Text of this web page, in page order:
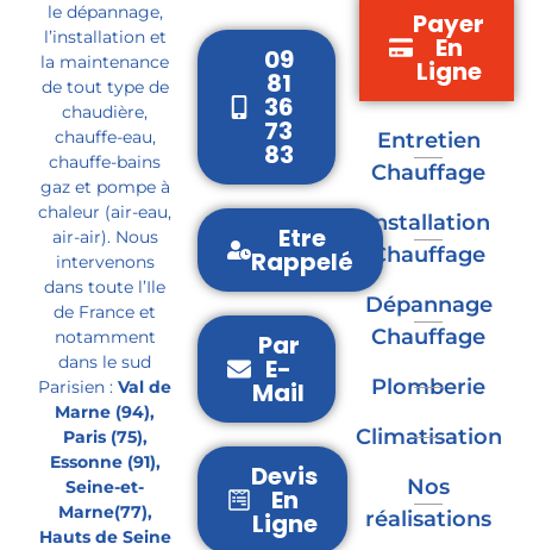
le dépannage,
l’installation et
la maintenance
de tout type de
chaudière,
chauffe-eau,
chauffe-bains
gaz et pompe à
chaleur (air-eau,
air-air). Nous
intervenons
dans toute l’Ile
de France et
notamment
dans le sud
Parisien : Val de
Marne (94),
Paris (75),
Essonne (91),
Seine-et-
Marne(77),
Hauts de Seine
09
81
36
73
83
Etre
Rappelé
Par
E-
Mail
Devis
En
Ligne
Payer
En
Ligne
Entretien
Chauffage
Installation
Chauffage
Dépannage
Chauffage
Plomberie
Climatisation
Nos
réalisations